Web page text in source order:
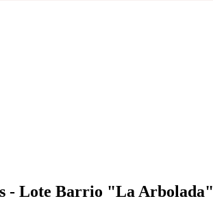
- Lote Barrio "La Arbolada"